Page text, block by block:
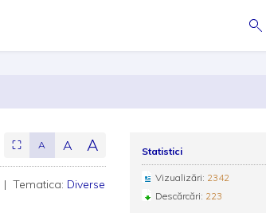
⛶ A A A
| Tematica: Diverse
Statistici
Vizualizări: 2342
Descărcări: 223